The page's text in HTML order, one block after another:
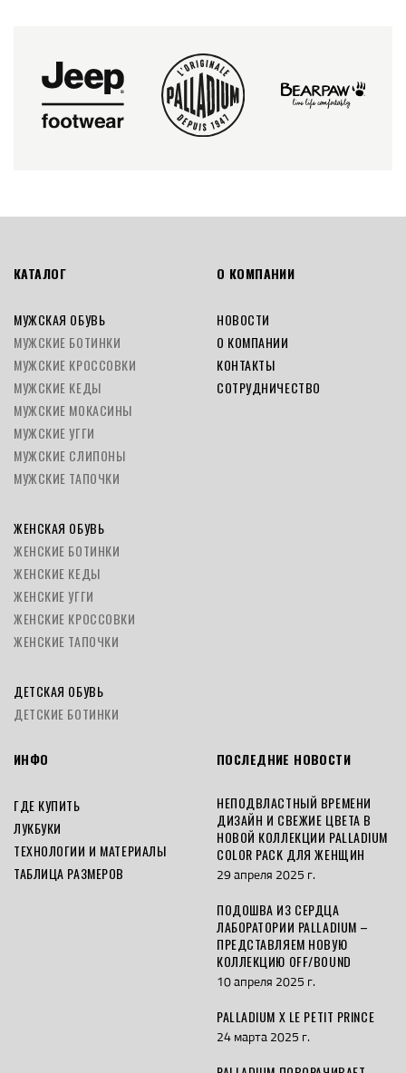
КАТАЛОГ
МУЖСКАЯ ОБУВЬ
МУЖСКИЕ БОТИНКИ
МУЖСКИЕ КРОССОВКИ
МУЖСКИЕ КЕДЫ
МУЖСКИЕ МОКАСИНЫ
МУЖСКИЕ УГГИ
МУЖСКИЕ СЛИПОНЫ
МУЖСКИЕ ТАПОЧКИ
ЖЕНСКАЯ ОБУВЬ
ЖЕНСКИЕ БОТИНКИ
ЖЕНСКИЕ КЕДЫ
ЖЕНСКИЕ УГГИ
ЖЕНСКИЕ КРОССОВКИ
ЖЕНСКИЕ ТАПОЧКИ
ДЕТСКАЯ ОБУВЬ
ДЕТСКИЕ БОТИНКИ
О КОМПАНИИ
НОВОСТИ
О КОМПАНИИ
КОНТАКТЫ
СОТРУДНИЧЕСТВО
ИНФО
ГДЕ КУПИТЬ
ЛУКБУКИ
ТЕХНОЛОГИИ И МАТЕРИАЛЫ
ТАБЛИЦА РАЗМЕРОВ
ПОСЛЕДНИЕ НОВОСТИ
НЕПОДВЛАСТНЫЙ ВРЕМЕНИ
ДИЗАЙН И СВЕЖИЕ ЦВЕТА В
НОВОЙ КОЛЛЕКЦИИ PALLADIUM
COLOR PACK ДЛЯ ЖЕНЩИН
29 апреля 2025 г.
ПОДОШВА ИЗ СЕРДЦА
ЛАБОРАТОРИИ PALLADIUM –
ПРЕДСТАВЛЯЕМ НОВУЮ
КОЛЛЕКЦИЮ OFF/BOUND
10 апреля 2025 г.
PALLADIUM X LE PETIT PRINCE
24 марта 2025 г.